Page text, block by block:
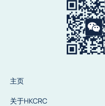
主页
关于HKCRC